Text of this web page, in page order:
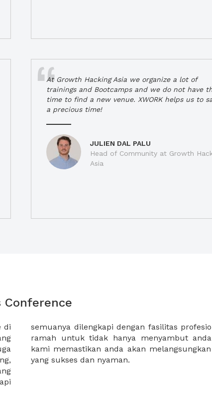
At Growth Hacking Asia we organize a lot of
trainings and Bootcamps and we do not have
time to find a new venue. XWORK helps us to
a precious time!
JULIEN DAL PALU
Head of Community at Growth
Asia
Conference
di
yang sukses dan nyaman.